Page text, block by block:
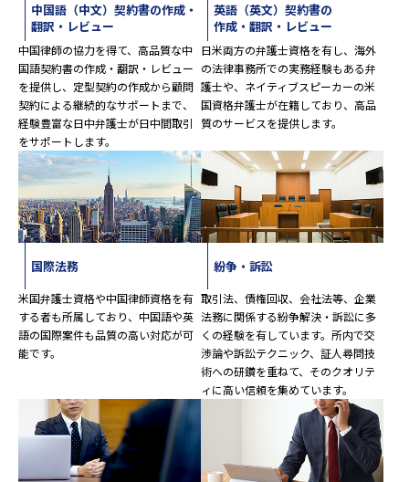
中国語（中文）契約書の作成・
翻訳・レビュー
中国律師の協力を得て、高品質な中
国語契約書の作成・翻訳・レビュー
を提供し、定型契約の作成から顧問
契約による継続的なサポートまで、
経験豊富な日中弁護士が日中間取引
をサポートします。
英語（英文）契約書の
作成・翻訳・レビュー
日米両方の弁護士資格を有し、海外
の法律事務所での実務経験もある弁
護士や、ネイティブスピーカーの米
国資格弁護士が在籍しており、高品
質のサービスを提供します。
国際法務
米国弁護士資格や中国律師資格を有
する者も所属しており、中国語や英
語の国際案件も品質の高い対応が可
能です。
紛争・訴訟
取引法、債権回収、会社法等、企業
法務に関係する紛争解決・訴訟に多
くの経験を有しています。所内で交
渉論や訴訟テクニック、証人尋問技
術への研鑽を重ねて、そのクオリテ
ィに高い信頼を集めています。